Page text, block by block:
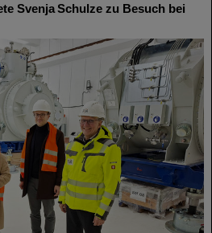
Svenja Schulze zu Besuch bei